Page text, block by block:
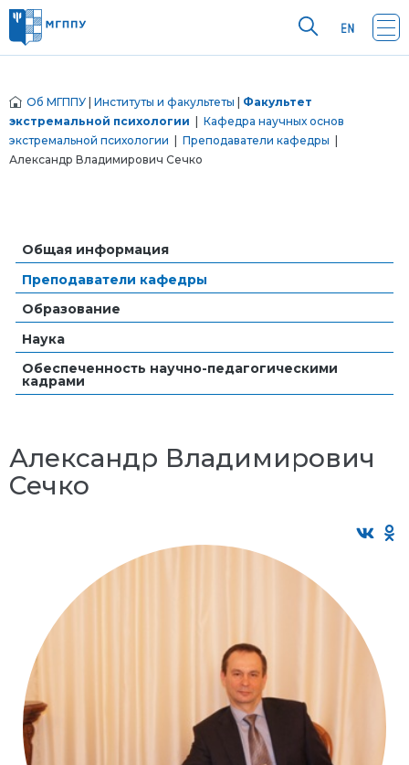
Об МГППУ Институты и факультеты
Факультет
экстремальной психологии
Кафедра научных основ
экстремальной психологии
Преподаватели кафедры
Александр Владимирович Сечко
Общая информация
Преподаватели кафедры
Образование
Наука
Обеспеченность научно-педагогическими
кадрами
Александр Владимирович
Сечко